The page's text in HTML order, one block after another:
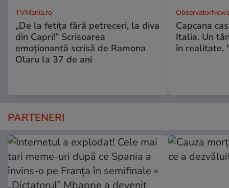
TVMania.ro
„De la fetița fără petreceri, la diva
din Capri!” Scrisoarea
emoționantă scrisă de Ramona
Olaru la 37 de ani
Capcana
Italia. Un
în realitate,
PARTENERI